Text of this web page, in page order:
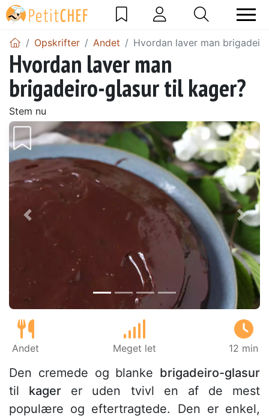
Opskrifter Andet Hvordan laver man
Hvordan laver man
brigadeiro-glasur til kager?
Stem nu
Tidligere
Andet Meget let 12 min
Den cremede og blanke brigadeiro-glasur
til kager er uden tvivl en af de mest
populære og eftertragtede. Den er enkel,